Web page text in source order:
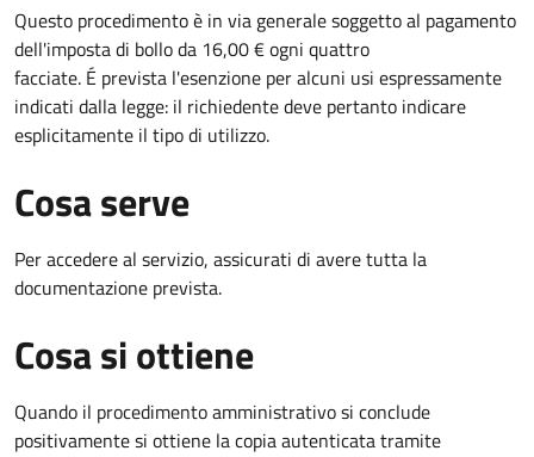
Questo procedimento è in via generale soggetto al pagamento
dell'imposta di bollo da 16,00 € ogni quattro
facciate. É prevista l'esenzione per alcuni usi espressamente
indicati dalla legge: il richiedente deve pertanto indicare
esplicitamente il tipo di utilizzo.
Cosa serve
Per accedere al servizio, assicurati di avere tutta la
documentazione prevista.
Cosa si ottiene
Quando il procedimento amministrativo si conclude
positivamente si ottiene la copia autenticata tramite